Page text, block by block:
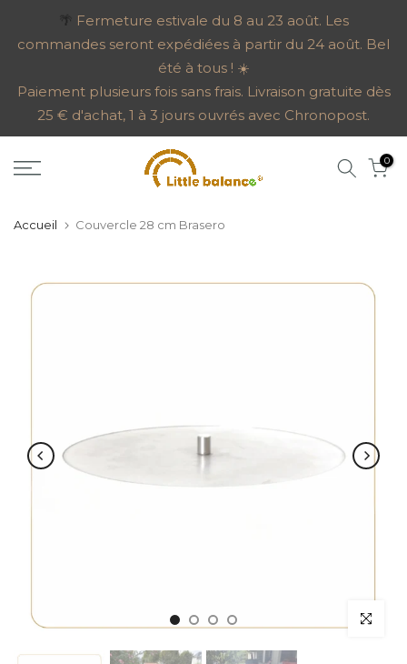
au
🌴 Fermeture estivale du 8 au 23 août. Les
commandes seront expédiées à partir du 24 août. Bel
été à tous ! ☀️
Paiement plusieurs fois sans frais. Livraison gratuite dès
25 € d'achat, 1 à 3 jours ouvrés avec Chronopost.
0
Accueil Couvercle 28 cm Brasero